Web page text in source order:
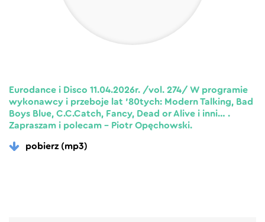
Eurodance i Disco 11.04.2026r. /vol. 274/ W programie
wykonawcy i przeboje lat ’80tych: Modern Talking, Bad
Boys Blue, C.C.Catch, Fancy, Dead or Alive i inni… .
Zapraszam i polecam – Piotr Opęchowski.
pobierz (mp3)